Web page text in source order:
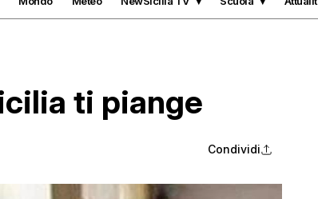
ti piange
Condividi